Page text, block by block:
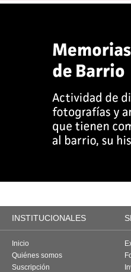
INSTITUCIONALES
Inicio
Quiénes somos
Suscripción